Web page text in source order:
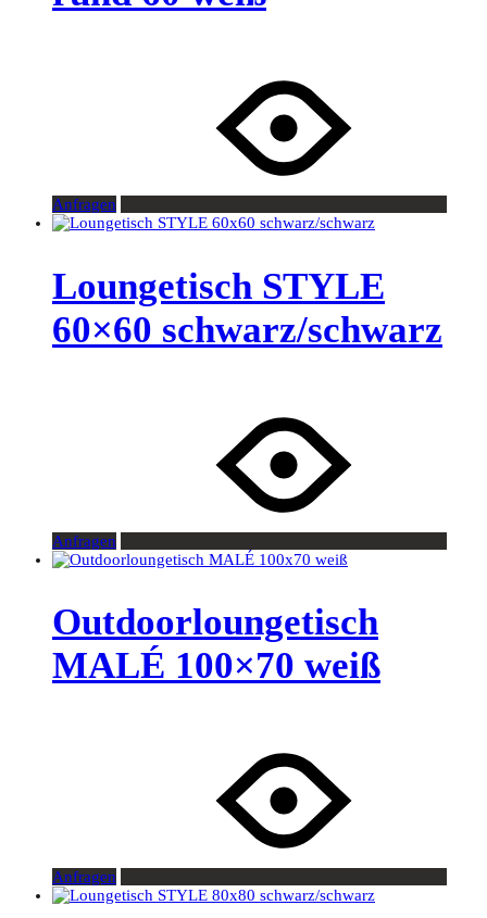
Anfragen
Loungetisch STYLE
60×60 schwarz/schwarz
Anfragen
Outdoorloungetisch
MALÉ 100×70 weiß
Anfragen